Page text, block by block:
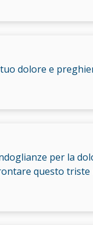
dolore e
per la
questo triste